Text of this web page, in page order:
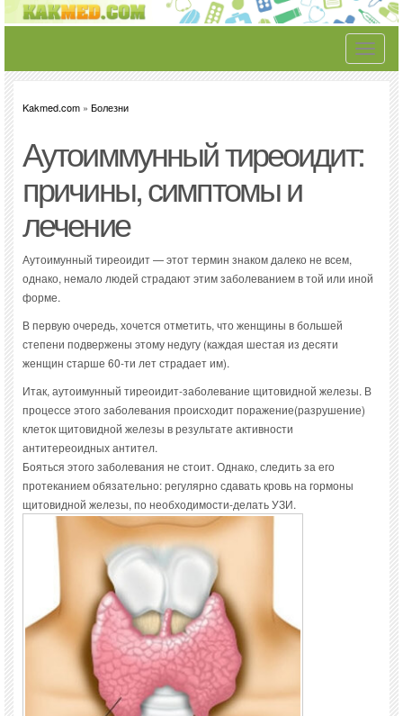
Toggle
Kakmed.com » Болезни
Аутоиммунный тиреоидит:
причины, симптомы и
лечение
Аутоимунный тиреоидит — этот термин знаком далеко не всем,
однако, немало людей страдают этим заболеванием в той или иной
форме.
В первую очередь, хочется отметить, что женщины в большей
степени подвержены этому недугу (каждая шестая из десяти
женщин старше 60-ти лет страдает им).
Итак, аутоимунный тиреоидит-заболевание щитовидной железы. В
процессе этого заболевания происходит поражение(разрушение)
клеток щитовидной железы в результате активности
антитереоидных антител.
Бояться этого заболевания не стоит. Однако, следить за его
протеканием обязательно: регулярно сдавать кровь на гормоны
щитовидной железы, по необходимости-делать УЗИ.